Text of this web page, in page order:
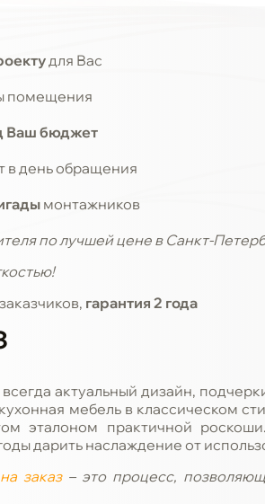
для Вас
помещения
Ваш бюджет
в день обращения
монтажников
по лучшей цене в Санкт-
гарантия 2 года
всегда актуальный дизайн,
мебель в классическом
эталоном практичной
дарить наслаждение от
заказ– это процесс,